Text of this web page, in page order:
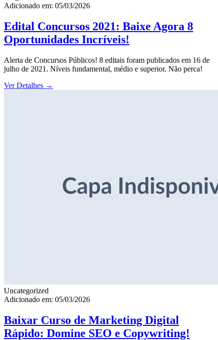
Adicionado em: 05/03/2026
Edital Concursos 2021: Baixe Agora 8
Oportunidades Incríveis!
Alerta de Concursos Públicos! 8 editais foram publicados em 16 de
julho de 2021. Níveis fundamental, médio e superior. Não perca!
Ver Detalhes →
Uncategorized
Adicionado em: 05/03/2026
Baixar Curso de Marketing Digital
Rápido: Domine SEO e Copywriting!